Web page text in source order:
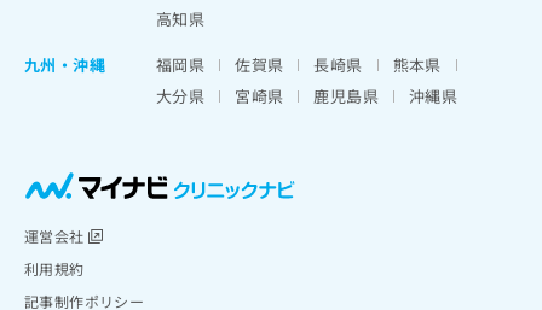
高知県
九州・沖縄
福岡県 佐賀県 長崎県
熊本県
大分県
宮崎県 鹿児島県 沖縄県
運営会社
利用規約
記事制作ポリシー